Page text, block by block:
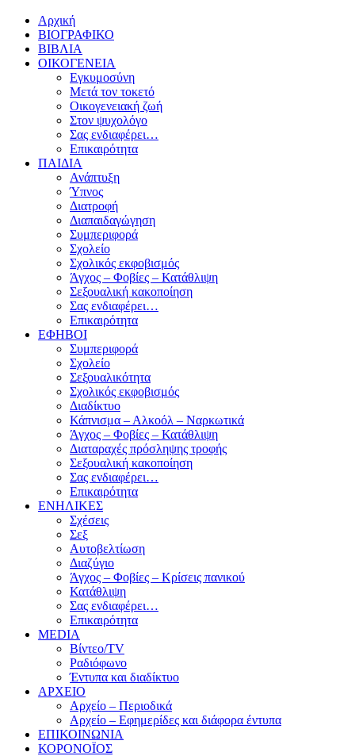
Αρχική
ΒΙΟΓΡΑΦΙΚΟ
ΒΙΒΛΙΑ
ΟΙΚΟΓΕΝΕΙΑ
Εγκυμοσύνη
Μετά τον τοκετό
Οικογενειακή ζωή
Στον ψυχολόγο
Σας ενδιαφέρει…
Επικαιρότητα
ΠΑΙΔΙΑ
Ανάπτυξη
Ύπνος
Διατροφή
Διαπαιδαγώγηση
Συμπεριφορά
Σχολείο
Σχολικός εκφοβισμός
Άγχος – Φοβίες – Κατάθλιψη
Σεξουαλική κακοποίηση
Σας ενδιαφέρει…
Επικαιρότητα
ΕΦΗΒΟΙ
Συμπεριφορά
Σχολείο
Σεξουαλικότητα
Σχολικός εκφοβισμός
Διαδίκτυο
Κάπνισμα – Αλκοόλ – Ναρκωτικά
Άγχος – Φοβίες – Κατάθλιψη
Διαταραχές πρόσληψης τροφής
Σεξουαλική κακοποίηση
Σας ενδιαφέρει…
Επικαιρότητα
ΕΝΗΛΙΚΕΣ
Σχέσεις
Σεξ
Αυτοβελτίωση
Διαζύγιο
Άγχος – Φοβίες – Κρίσεις πανικού
Κατάθλιψη
Σας ενδιαφέρει…
Επικαιρότητα
MEDIA
Βίντεο/TV
Ραδιόφωνο
Έντυπα και διαδίκτυο
ΑΡΧΕΙΟ
Αρχείο – Περιοδικά
Αρχείο – Εφημερίδες και διάφορα έντυπα
ΕΠΙΚΟΙΝΩΝΙΑ
ΚΟΡΟΝΟΪΟΣ